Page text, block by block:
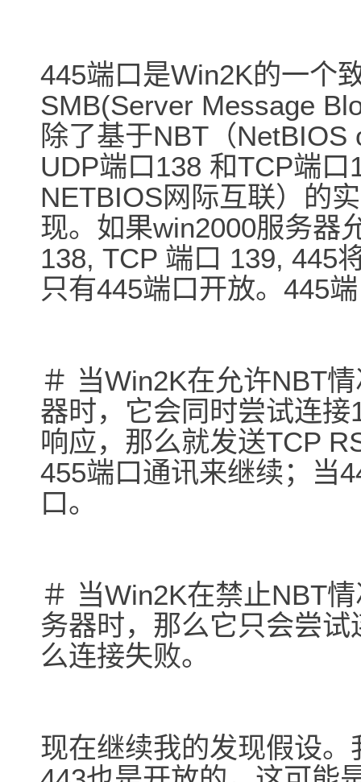
445端口是Win2K的一个
SMB(Server Message
除了基于NBT（
UDP端口138 和TCP端
NETBIOS网际互联）的
现。如果win2000服务器
138, TCP 端口 139, 445
只有445端口开放。445
＃ 当Win2K在允许NBT
器时，它会同时尝试连
响应，那么就发送TCP
455端口通讯来继续；当
口。
＃ 当Win2K在禁止NBT
务器时，那么它只会尝
么连接失败。
现在继续我的发现假设